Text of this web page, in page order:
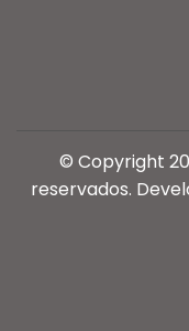
© Copyright
reservados.